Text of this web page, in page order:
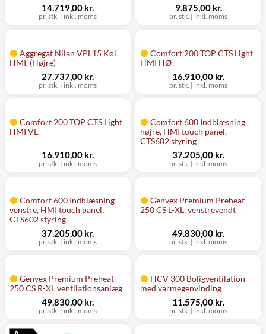
pr. stk. | inkl. moms
14.719,00 kr.
pr. stk. | inkl. moms
9.875,00 kr.
Aggregat Nilan VPL15 Køl
HMI, (Højre)
pr. stk. | inkl. moms
27.737,00 kr.
Comfort 200 TOP CTS Light
HMI HØ
pr. stk. | inkl. moms
16.910,00 kr.
Comfort 200 TOP CTS Light
HMI VE
pr. stk. | inkl. moms
16.910,00 kr.
Comfort 600 Indblæsning
højre, HMI touch panel,
CTS602 styring
pr. stk. | inkl. moms
37.205,00 kr.
Comfort 600 Indblæsning
venstre, HMI touch panel,
CTS602 styring
pr. stk. | inkl. moms
37.205,00 kr.
Genvex Premium Preheat
250 CS L-XL, venstrevendt
pr. stk. | inkl. moms
49.830,00 kr.
Genvex Premium Preheat
250 CS R-XL ventilationsanlæg
pr. stk. | inkl. moms
49.830,00 kr.
HCV 300 Boligventilation
med varmegenvinding
pr. stk. | inkl. moms
11.575,00 kr.